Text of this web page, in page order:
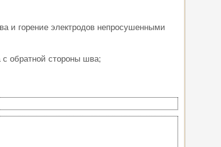
и горение электродов непросушенными
с обратной стороны шва;